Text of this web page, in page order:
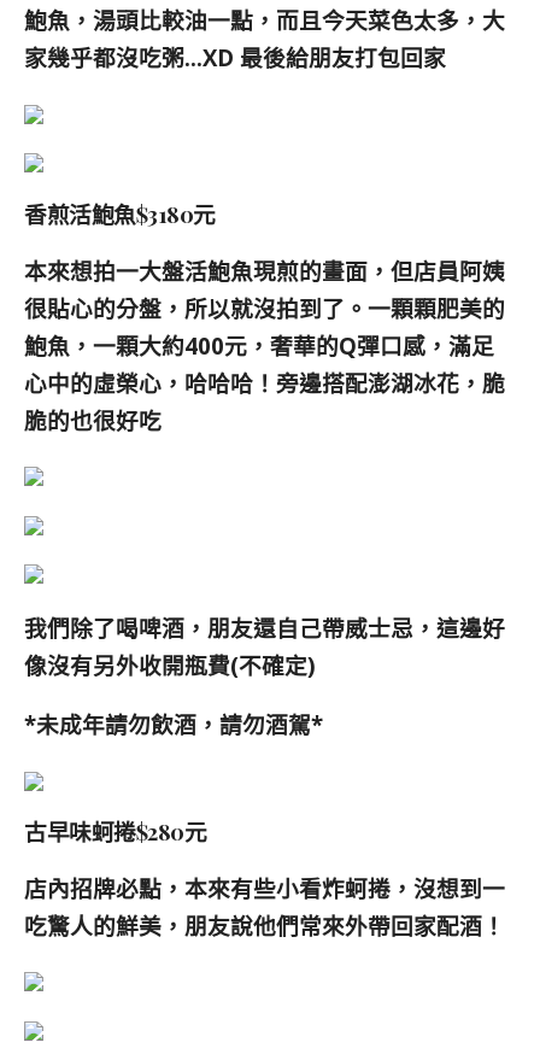
鮑魚，湯頭比較油一點，而且今天菜色太多，大
家幾乎都沒吃粥…XD 最後給朋友打包回家
香煎活鮑魚$3180元
本來想拍一大盤活鮑魚現煎的畫面，但店員阿姨
很貼心的分盤，所以就沒拍到了。一顆顆肥美的
鮑魚，一顆大約400元，奢華的Q彈口感，滿足
心中的虛榮心，哈哈哈！旁邊搭配澎湖冰花，脆
脆的也很好吃
我們除了喝啤酒，朋友還自己帶威士忌，這邊好
像沒有另外收開瓶費(不確定)
*未成年請勿飲酒，請勿酒駕*
古早味蚵捲$280元
店內招牌必點，本來有些小看炸蚵捲，沒想到一
吃驚人的鮮美，朋友說他們常來外帶回家配酒！